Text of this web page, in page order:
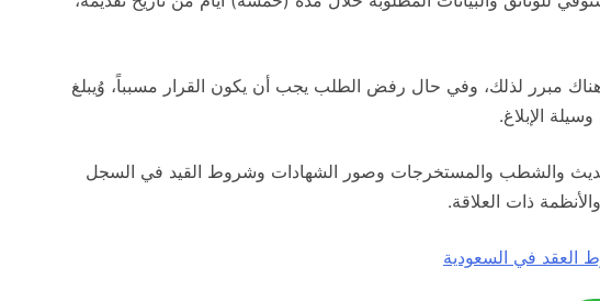
مبرر لذلك، وفي حال رفض الطلب يجب أن يكون القرار مسبباً، وُيبلغ
الإبلاغ.
والشطب والمستخرجات وصور الشهادات وشروط القيد في السجل
ذات العلاقة.
العقد في السعودية